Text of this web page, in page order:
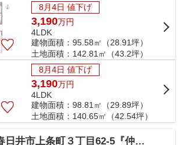
8月4日 値下げ
3,190万円
4LDK
建物面積：95.58㎡（28.91坪）
土地面積：142.81㎡（43.2坪）
8月4日 値下げ
3,190万円
4LDK
建物面積：98.81㎡（29.89坪）
土地面積：140.65㎡（42.54坪）
井市上条町３丁目62-5『仲介料無料』新築戸建て